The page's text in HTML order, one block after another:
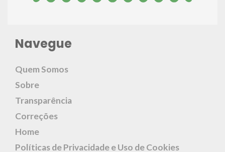
Navegue
Quem Somos
Sobre
Transparência
Correções
Home
Políticas de Privacidade e Uso de Cookies